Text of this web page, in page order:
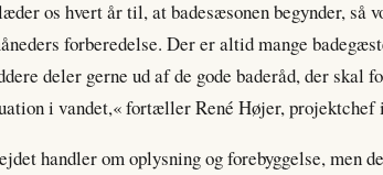
os hvert år til, at badesæsonen begynder, så
forberedelse. Der er altid mange
deler gerne ud af de gode baderåd, der skal
i vandet,« fortæller René Højer, projektchef
handler om oplysning og forebyggelse, men